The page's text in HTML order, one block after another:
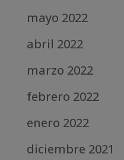
mayo 2022
abril 2022
marzo 2022
febrero 2022
enero 2022
diciembre 2021